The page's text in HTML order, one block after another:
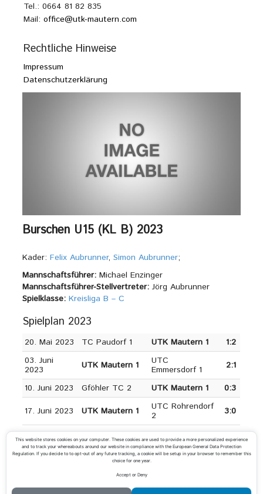
Tel.: 0664 81 82 835
Mail: office@utk-mautern.com
Rechtliche Hinweise
Impressum
Datenschutzerklärung
Burschen U15 (KL B) 2023
Kader:Felix Aubrunner,Simon Aubrunner;
Mannschaftsführer: Michael Enzinger
Mannschaftsführer-Stellvertreter: Jörg Aubrunner
Spielklasse: Kreisliga B – C
Spielplan 2023
20. Mai 2023 TC Paudorf 1 UTK Mautern 1
1:2
03. Juni
2023
UTK Mautern 1
UTC
Emmersdorf 1
2:1
10. Juni 2023
Gföhler TC 2 UTK Mautern 1
0:3
17. Juni 2023
UTK Mautern 1
UTC Rohrendorf
2
3:0
Archiv
Kreisliga A 2019
This website stores cookies on your computer. These cookies are used to provide a more personalized experience
and to track your whereabouts around our website in compliance with the European General Data Protection
Regulation. If you decide to to opt-out of any future tracking, a cookie will be setup in your browser to remember this
choice for one year.
Accept or Deny